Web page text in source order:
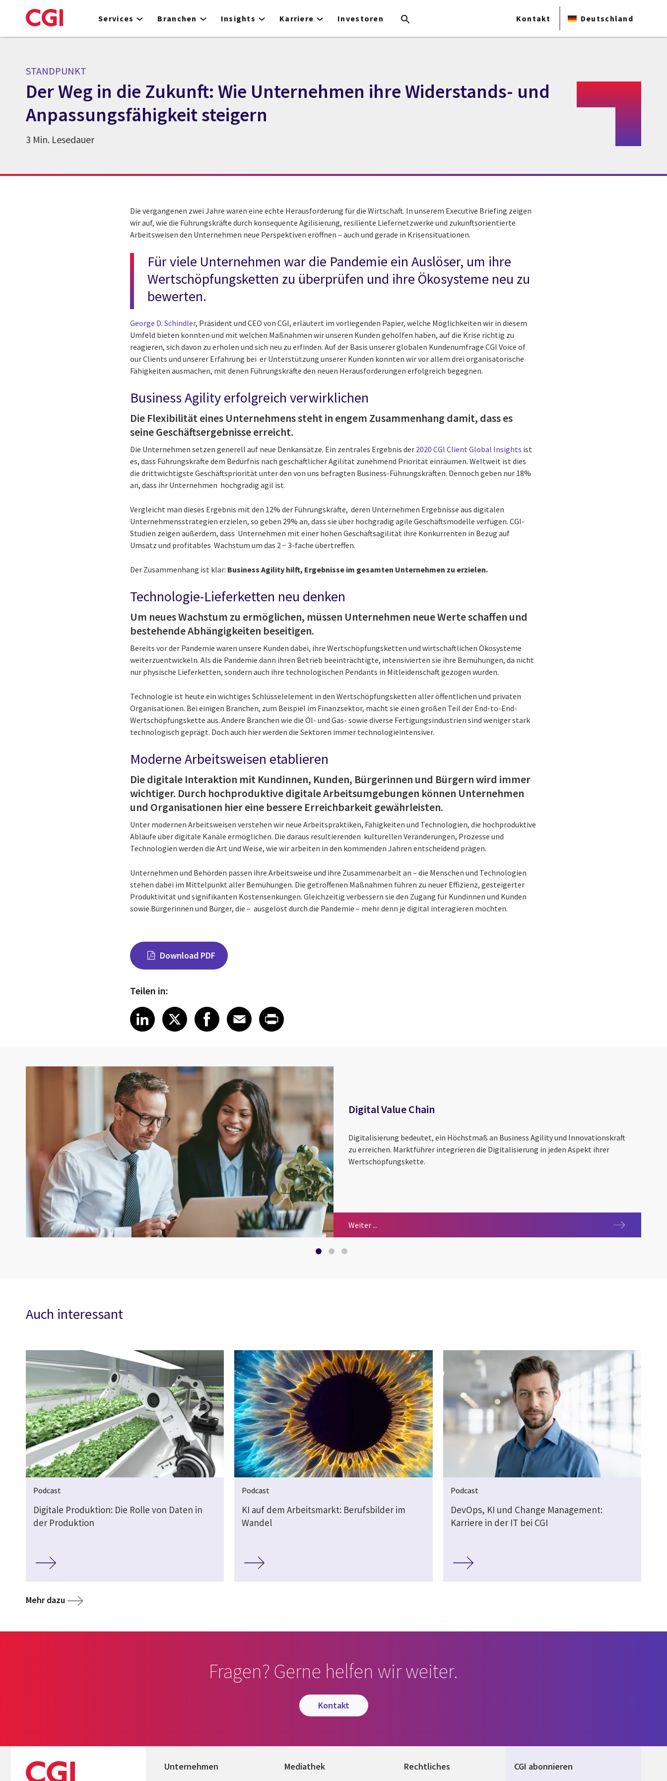
to
Services Branchen Insights Karriere Investoren Kontakt Deutschland
STANDPUNKT
Der Weg in die Zukunft: Wie Unternehmen ihre Widerstands- und
Anpassungsfähigkeit steigern
3 Min. Lesedauer
Die vergangenen zwei Jahre waren eine echte Herausforderung für die Wirtschaft. In unserem Executive Briefing zeigen
wir auf, wie die Führungskräfte durch konsequente Agilisierung, resiliente Liefernetzwerke und zukunftsorientierte
Arbeitsweisen den Unternehmen neue Perspektiven eröffnen – auch und gerade in Krisensituationen.
Für viele Unternehmen war die Pandemie ein Auslöser, um ihre
Wertschöpfungsketten zu überprüfen und ihre Ökosysteme neu zu
bewerten.
George D. Schindler, Präsident und CEO von CGI, erläutert im vorliegenden Papier, welche Möglichkeiten wir in diesem
Umfeld bieten konnten und mit welchen Maßnahmen wir unseren Kunden geholfen haben, auf die Krise richtig zu
reagieren, sich davon zu erholen und sich neu zu erfinden. Auf der Basis unserer globalen Kundenumfrage CGI Voice of
our Clients und unserer Erfahrung bei er Unterstützung unserer Kunden konnten wir vor allem drei organisatorische
Fähigkeiten ausmachen, mit denen Führungskräfte den neuen Herausforderungen erfolgreich begegnen.
Business Agility erfolgreich verwirklichen
Die Flexibilität eines Unternehmens steht in engem Zusammenhang damit, dass es
seine Geschäftsergebnisse erreicht.
Die Unternehmen setzen generell auf neue Denkansätze. Ein zentrales Ergebnis der 2020 CGI Client Global Insights ist
es, dass Führungskräfte dem Bedürfnis nach geschäftlicher Agilität zunehmend Priorität einräumen. Weltweit ist dies
die drittwichtigste Geschäftspriorität unter den von uns befragten Business-Führungskräften. Dennoch geben nur 18%
an, dass ihr Unternehmen hochgradig agil ist.
Vergleicht man dieses Ergebnis mit den 12% der Führungskräfte, deren Unternehmen Ergebnisse aus digitalen
Unternehmensstrategien erzielen, so geben 29% an, dass sie über hochgradig agile Geschäftsmodelle verfügen. CGI-
Studien zeigen außerdem, dass Unternehmen mit einer hohen Geschäftsagilität ihre Konkurrenten in Bezug auf
Umsatz und profitables Wachstum um das 2 − 3-fache übertreffen.
Der Zusammenhang ist klar: Business Agility hilft, Ergebnisse im gesamten Unternehmen zu erzielen.
Technologie-Lieferketten neu denken
Um neues Wachstum zu ermöglichen, müssen Unternehmen neue Werte schaffen und
bestehende Abhängigkeiten beseitigen.
Bereits vor der Pandemie waren unsere Kunden dabei, ihre Wertschöpfungsketten und wirtschaftlichen Ökosysteme
weiterzuentwickeln. Als die Pandemie dann ihren Betrieb beeinträchtigte, intensivierten sie ihre Bemühungen, da nicht
nur physische Lieferketten, sondern auch ihre technologischen Pendants in Mitleidenschaft gezogen wurden.
Technologie ist heute ein wichtiges Schlüsselelement in den Wertschöpfungsketten aller öffentlichen und privaten
Organisationen. Bei einigen Branchen, zum Beispiel im Finanzsektor, macht sie einen großen Teil der End-to-End-
Wertschöpfungskette aus. Andere Branchen wie die Öl- und Gas- sowie diverse Fertigungsindustrien sind weniger stark
technologisch geprägt. Doch auch hier werden die Sektoren immer technologieintensiver.
Moderne Arbeitsweisen etablieren
Die digitale Interaktion mit Kundinnen, Kunden, Bürgerinnen und Bürgern wird immer
wichtiger. Durch hochproduktive digitale Arbeitsumgebungen können Unternehmen
und Organisationen hier eine bessere Erreichbarkeit gewährleisten.
Unter modernen Arbeitsweisen verstehen wir neue Arbeitspraktiken, Fähigkeiten und Technologien, die hochproduktive
Abläufe über digitale Kanäle ermöglichen. Die daraus resultierenden kulturellen Veränderungen, Prozesse und
Technologien werden die Art und Weise, wie wir arbeiten in den kommenden Jahren entscheidend prägen.
Unternehmen und Behörden passen ihre Arbeitsweise und ihre Zusammenarbeit an – die Menschen und Technologien
stehen dabei im Mittelpunkt aller Bemühungen. Die getroffenen Maßnahmen führen zu neuer Effizienz, gesteigerter
Produktivität und signifikanten Kostensenkungen. Gleichzeitig verbessern sie den Zugang für Kundinnen und Kunden
sowie Bürgerinnen und Bürger, die – ausgelöst durch die Pandemie – mehr denn je digital interagieren möchten.
Download PDF
Teilen in:
Share on LinkedIn
LinkedIn
Share on X
XShare on Facebook
Facebook
Share on Email
Email
Share on Print
Digital Value Chain
Digitalisierung bedeutet, ein Höchstmaß an Business Agility und Innovationskraft
zu erreichen. Marktführer integrieren die Digitalisierung in jeden Aspekt ihrer
Wertschöpfungskette.
Weiter ...
Auch interessant
Podcast
Digitale Produktion: Die Rolle von Daten in
der Produktion
Podcast
KI auf dem Arbeitsmarkt: Berufsbilder im
Wandel
Podcast
DevOps, KI und Change Management:
Karriere in der IT bei CGI
Mehr dazu
Fragen? Gerne helfen wir weiter.
kontakt
Unternehmen Mediathek Rechtliches CGI abonnieren